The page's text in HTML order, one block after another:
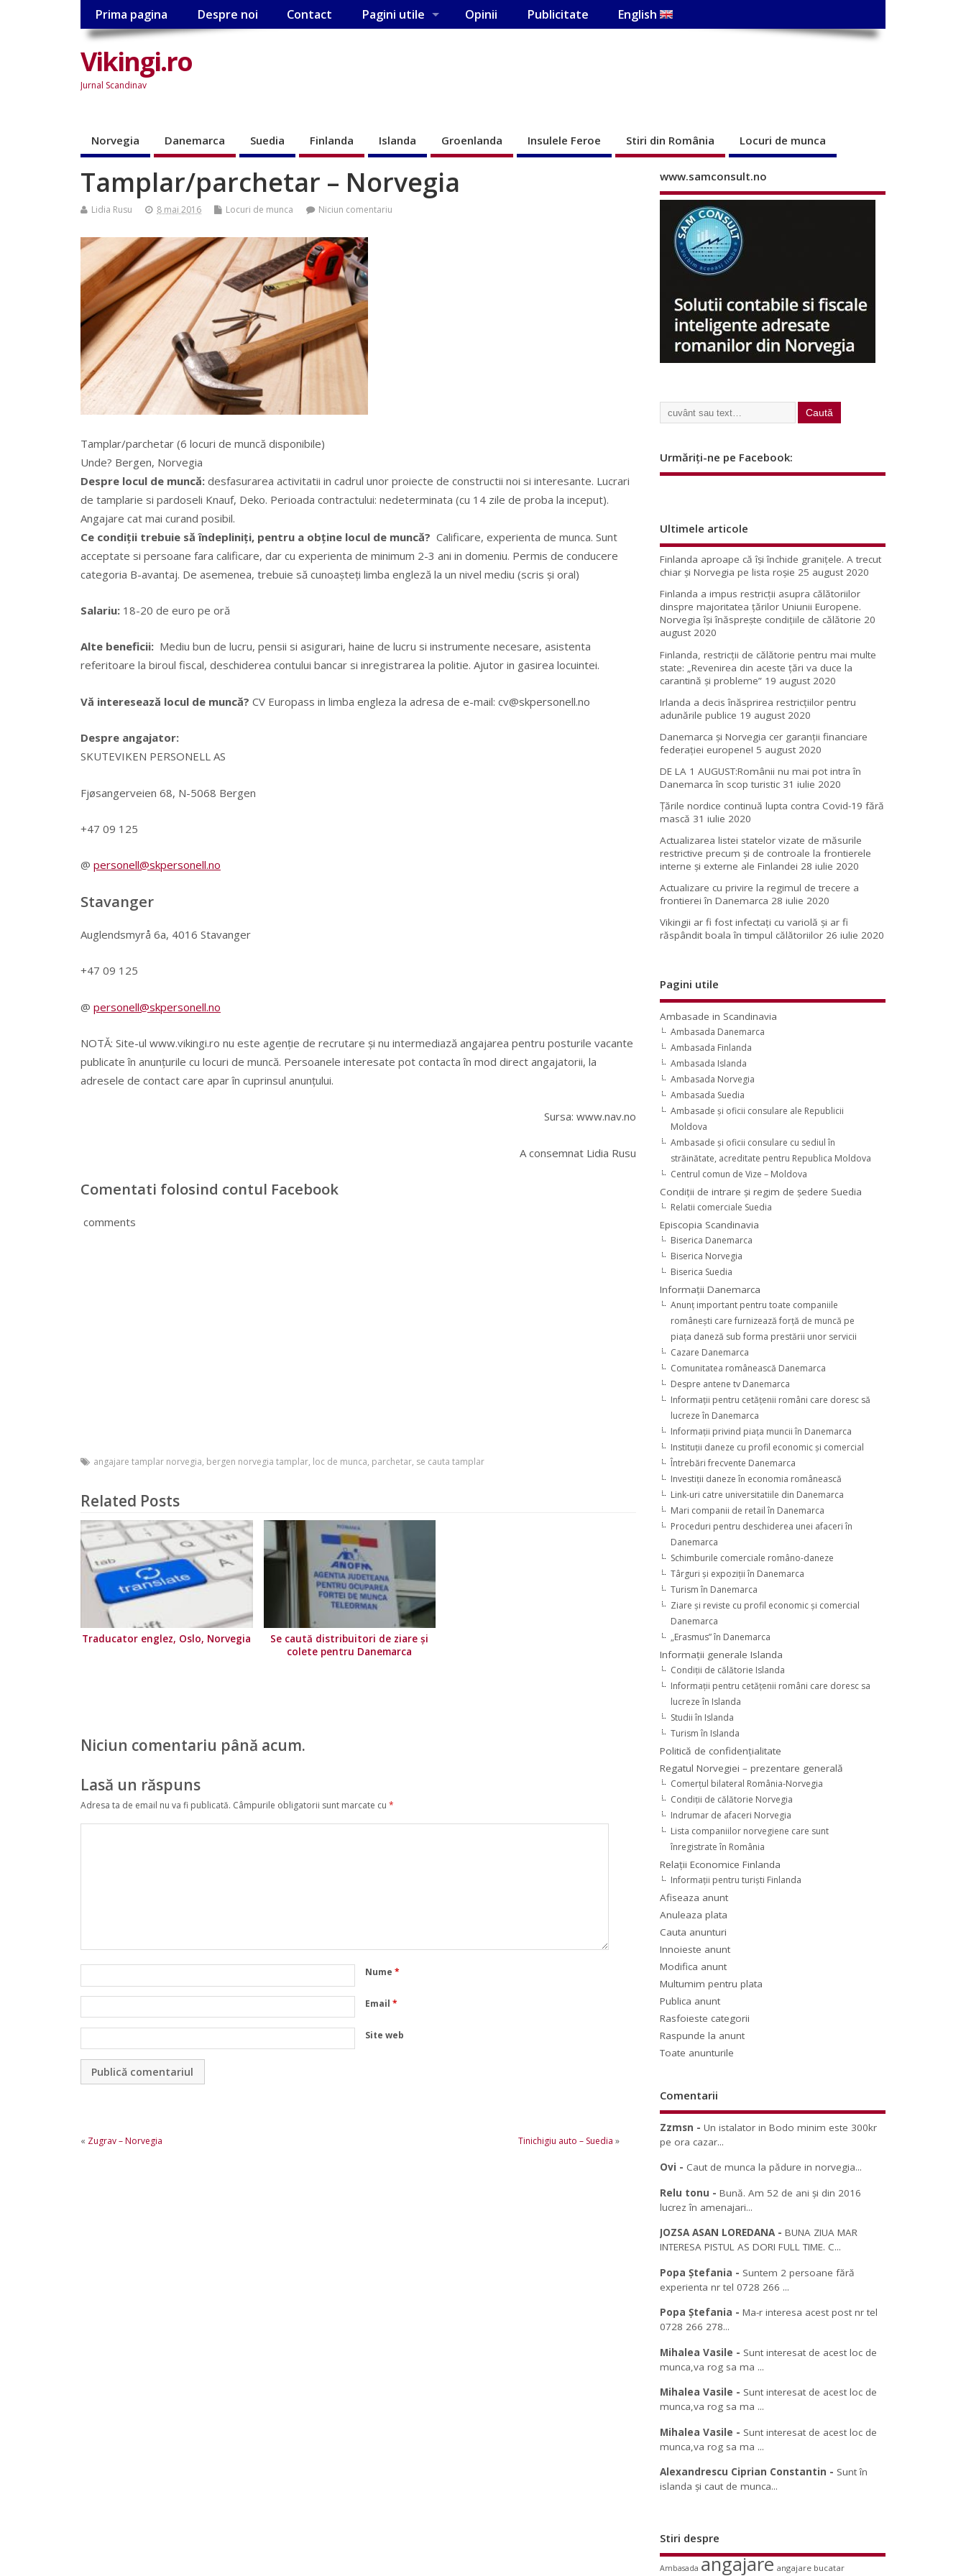
Prima pagina Despre noi Contact Pagini utile Opinii Publicitate English
Vikingi.ro
Jurnal Scandinav
Norvegia Danemarca Suedia Finlanda Islanda Groenlanda Insulele Feroe Stiri din România Locuri de munca
Tamplar/parchetar – Norvegia
Lidia Rusu 8 mai 2016 Locuri de munca Niciun comentariu
Tamplar/parchetar (6 locuri de muncă disponibile)
Unde? Bergen, Norvegia
Despre locul de muncă: desfasurarea activitatii in cadrul unor proiecte de constructii noi si interesante. Lucrari
de tamplarie si pardoseli Knauf, Deko. Perioada contractului: nedeterminata (cu 14 zile de proba la inceput).
Angajare cat mai curand posibil.
Ce condiții trebuie să îndepliniți, pentru a obține locul de muncă? Calificare, experienta de munca. Sunt
acceptate si persoane fara calificare, dar cu experienta de minimum 2-3 ani in domeniu. Permis de conducere
categoria B-avantaj. De asemenea, trebuie să cunoașteți limba engleză la un nivel mediu (scris și oral)
Salariu: 18-20 de euro pe oră
Alte beneficii: Mediu bun de lucru, pensii si asigurari, haine de lucru si instrumente necesare, asistenta
referitoare la biroul fiscal, deschiderea contului bancar si inregistrarea la politie. Ajutor in gasirea locuintei.
Vă interesează locul de muncă? CV Europass in limba engleza la adresa de e-mail: cv@skpersonell.no
Despre angajator:
SKUTEVIKEN PERSONELL AS
Fjøsangerveien 68, N-5068 Bergen
+47 09 125
@ personell@skpersonell.no
Stavanger
Auglendsmyrå 6a, 4016 Stavanger
+47 09 125
@ personell@skpersonell.no
NOTĂ: Site-ul www.vikingi.ro nu este agenție de recrutare și nu intermediază angajarea pentru posturile vacante
publicate în anunțurile cu locuri de muncă. Persoanele interesate pot contacta în mod direct angajatorii, la
adresele de contact care apar în cuprinsul anunțului.
Sursa: www.nav.no
A consemnat Lidia Rusu
Comentati folosind contul Facebook
comments
angajare tamplar norvegia, bergen norvegia tamplar, loc de munca, parchetar, se cauta tamplar
Related Posts
Traducator englez, Oslo, Norvegia
Se caută distribuitori de ziare şi
colete pentru Danemarca
Niciun comentariu până acum.
Lasă un răspuns
Adresa ta de email nu va fi publicată. Câmpurile obligatorii sunt marcate cu *
Nume *
Email *
Site web
« Zugrav – Norvegia Tinichigiu auto – Suedia »
www.samconsult.no
Urmăriți-ne pe Facebook:
Ultimele articole
Finlanda aproape că își închide granițele. A trecut
chiar și Norvegia pe lista roșie 25 august 2020
Finlanda a impus restricţii asupra călătoriilor
dinspre majoritatea ţărilor Uniunii Europene.
Norvegia își înăsprește condițiile de călătorie 20
august 2020
Finlanda, restricţii de călătorie pentru mai multe
state: „Revenirea din aceste ţări va duce la
carantină şi probleme” 19 august 2020
Irlanda a decis înăsprirea restricțiilor pentru
adunările publice 19 august 2020
Danemarca și Norvegia cer garanții financiare
federației europene! 5 august 2020
DE LA 1 AUGUST:Românii nu mai pot intra în
Danemarca în scop turistic 31 iulie 2020
Țările nordice continuă lupta contra Covid-19 fără
mască 31 iulie 2020
Actualizarea listei statelor vizate de măsurile
restrictive precum și de controale la frontierele
interne și externe ale Finlandei 28 iulie 2020
Actualizare cu privire la regimul de trecere a
frontierei în Danemarca 28 iulie 2020
Vikingii ar fi fost infectaţi cu variolă şi ar fi
răspândit boala în timpul călătoriilor 26 iulie 2020
Pagini utile
Ambasade in Scandinavia
Ambasada Danemarca
Ambasada Finlanda
Ambasada Islanda
Ambasada Norvegia
Ambasada Suedia
Ambasade şi oficii consulare ale Republicii
Moldova
Ambasade şi oficii consulare cu sediul în
străinătate, acreditate pentru Republica Moldova
Centrul comun de Vize – Moldova
Condiţii de intrare şi regim de şedere Suedia
Relatii comerciale Suedia
Episcopia Scandinavia
Biserica Danemarca
Biserica Norvegia
Biserica Suedia
Informaţii Danemarca
Anunţ important pentru toate companiile
româneşti care furnizează forţă de muncă pe
piaţa daneză sub forma prestării unor servicii
Cazare Danemarca
Comunitatea românească Danemarca
Despre antene tv Danemarca
Informaţii pentru cetăţenii români care doresc să
lucreze în Danemarca
Informaţii privind piaţa muncii în Danemarca
Instituţii daneze cu profil economic şi comercial
Întrebări frecvente Danemarca
Investiţii daneze în economia românească
Link-uri catre universitatiile din Danemarca
Mari companii de retail în Danemarca
Proceduri pentru deschiderea unei afaceri în
Danemarca
Schimburile comerciale româno-daneze
Târguri şi expoziţii în Danemarca
Turism în Danemarca
Ziare şi reviste cu profil economic şi comercial
Danemarca
„Erasmus” în Danemarca
Informaţii generale Islanda
Condiţii de călătorie Islanda
Informaţii pentru cetăţenii români care doresc sa
lucreze în Islanda
Studii în Islanda
Turism în Islanda
Politică de confidențialitate
Regatul Norvegiei – prezentare generală
Comerţul bilateral România-Norvegia
Condiții de călătorie Norvegia
Indrumar de afaceri Norvegia
Lista companiilor norvegiene care sunt
înregistrate în România
Relaţii Economice Finlanda
Informaţii pentru turişti Finlanda
Afiseaza anunt
Anuleaza plata
Cauta anunturi
Innoieste anunt
Modifica anunt
Multumim pentru plata
Publica anunt
Rasfoieste categorii
Raspunde la anunt
Toate anunturile
Comentarii
Zzmsn -Un istalator in Bodo minim este 300kr
pe ora cazar...
Ovi - Caut de munca la pădure in norvegia...
Relu tonu -Bună. Am 52 de ani și din 2016
lucrez în amenajari...
JOZSA ASAN LOREDANA-BUNA ZIUA MAR
INTERESA PISTUL AS DORI FULL TIME. C...
Popa Ștefania - Suntem 2 persoane fără
experienta nr tel 0728 266 ...
Popa Ștefania -Ma-r interesa acest post nr tel
0728 266 278...
Mihalea Vasile - Sunt interesat de acest loc de
munca,va rog sa ma ...
Mihalea Vasile - Sunt interesat de acest loc de
munca,va rog sa ma ...
Mihalea Vasile - Sunt interesat de acest loc de
munca,va rog sa ma ...
Alexandrescu Ciprian Constantin - Sunt în
islanda și caut de munca...
Stiri despre
Ambasada angajare angajare bucatar